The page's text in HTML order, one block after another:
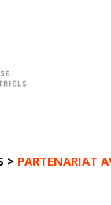
> PARTENARIAT